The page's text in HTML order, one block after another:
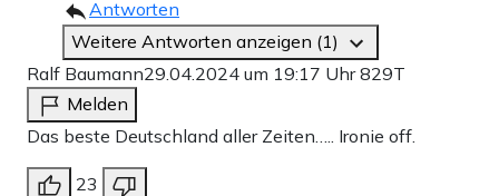
Antworten
Weitere Antworten anzeigen (1)
Ralf Baumann29.04.2024 um 19:17 Uhr829T
Melden
Das beste Deutschland aller Zeiten….. Ironie off.
23